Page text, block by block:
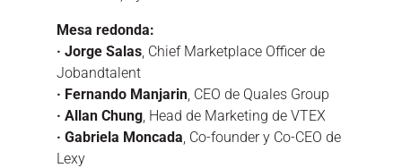
Mesa redonda:
· Jorge Salas, Chief Marketplace Officer de
Jobandtalent
· Fernando Manjarin, CEO de Quales Group
· Allan Chung, Head de Marketing de VTEX
· Gabriela Moncada, Co-founder y Co-CEO de
Lexy